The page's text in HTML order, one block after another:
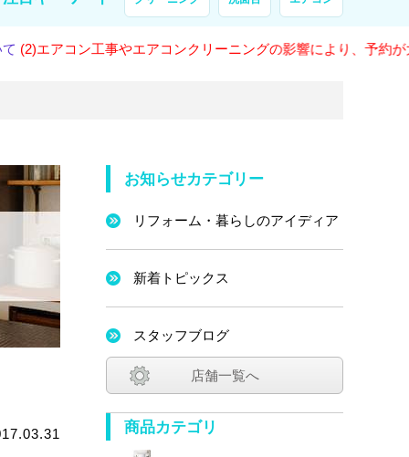
工事やエアコンクリーニングの影響により、予約が大変混雑し
お知らせカテゴリー
リフォーム・暮らしのアイディア
新着トピックス
スタッフブログ
店舗一覧へ
商品カテゴリ